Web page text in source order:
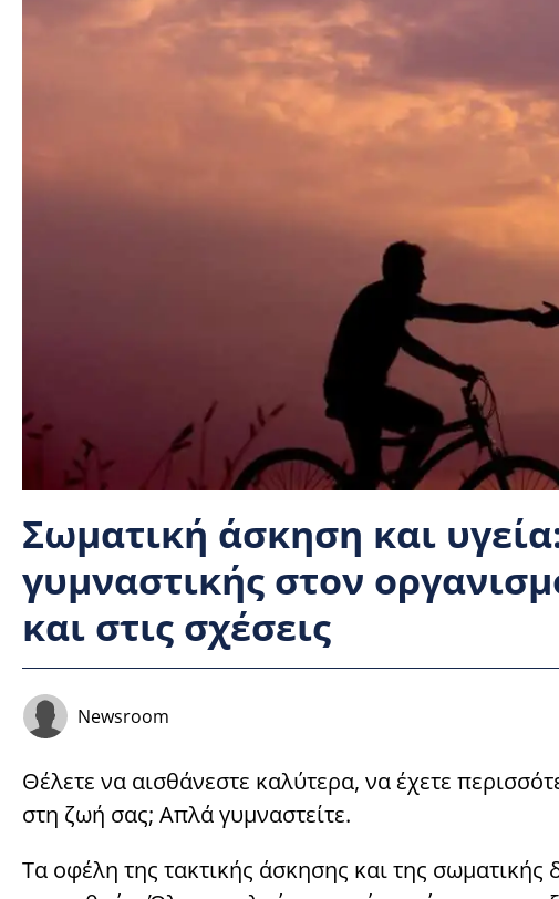
Σωματική άσκηση και
γυμναστικής στον
και στις σχέσεις
Newsroom
Θέλετε να αισθάνεστε καλύτερα, να έχετε
στη ζωή σας; Απλά γυμναστείτε.
Τα οφέλη της τακτικής άσκησης και της σωματικής